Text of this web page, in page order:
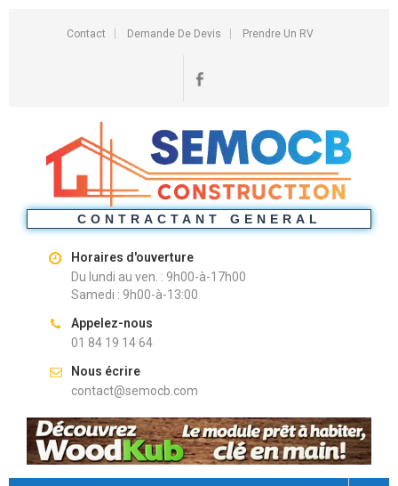
Contact Demande De Devis Prendre Un RV
CONTRACTANT GENERAL
Horaires d'ouverture
Du lundi au ven. : 9h00-à-17h00
Samedi : 9h00-à-13:00
Appelez-nous
01 84 19 14 64
Nous écrire
contact@semocb.com